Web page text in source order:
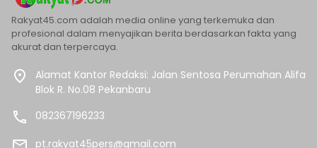
Rakyat45.com adalah media online yang terkemuka dan
profesional dalam menyajikan berita berdasarkan fakta yang
akurat dan terpercaya.
Alamat Kantor Redaksi: Jalan Sentosa Perumahan Alifa
Blok R. No.08 Pekanbaru
082367196233
pt.rakyat45pers@gmail.com